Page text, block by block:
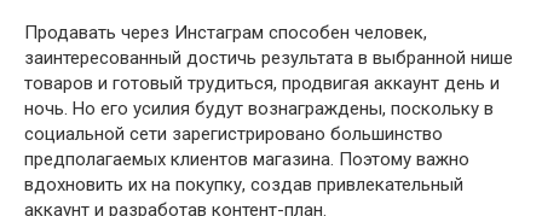
Продавать через Инстаграм способен человек,
заинтересованный достичь результата в выбранной нише
товаров и готовый трудиться, продвигая аккаунт день и
ночь. Но его усилия будут вознаграждены, поскольку в
социальной сети зарегистрировано большинство
предполагаемых клиентов магазина. Поэтому важно
вдохновить их на покупку, создав привлекательный
аккаунт и разработав контент-план.